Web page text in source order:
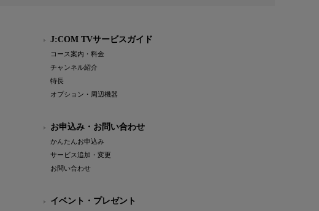
J:COM TVサービスガイド
コース案内・料金
チャンネル紹介
特長
オプション・周辺機器
お申込み・お問い合わせ
かんたんお申込み
サービス追加・変更
お問い合わせ
イベント・プレゼント